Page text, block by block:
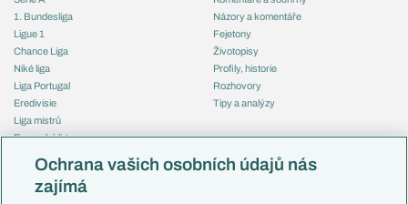
1. Bundesliga
Ligue 1
Chance Liga
Niké liga
Liga Portugal
Eredivisie
Liga mistrů
Evropská liga
Mistrovství světa
Liga národů
Názory a komentáře
Fejetony
Životopisy
Profily, historie
Rozhovory
Tipy a analýzy
Česko
Ochrana vašich osobních údajů nás
zajímá